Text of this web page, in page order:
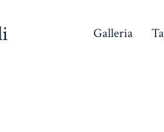
Galleria